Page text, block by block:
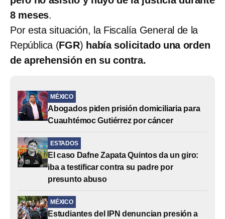
8 meses.
Por esta situación, la Fiscalía General de la
República (FGR) había solicitado una orden
de aprehensión en su contra.
MÉXICO
Abogados piden prisión domiciliaria para
Cuauhtémoc Gutiérrez por cáncer
ESTADOS
El caso Dafne Zapata Quintos da un giro:
iba a testificar contra su padre por
presunto abuso
MÉXICO
Estudiantes del IPN denuncian presión a